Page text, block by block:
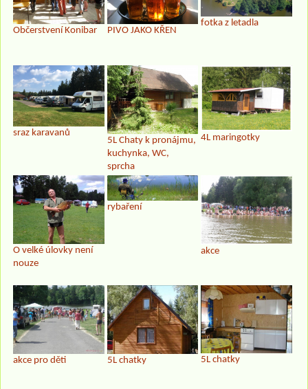
Občerstvení Konibar PIVO JAKO KŘEN
fotka z letadla
sraz karavanů
5L Chaty k pronájmu,
kuchynka, WC,
sprcha
4L maringotky
O velké úlovky není
nouze
rybaření
akce
akce pro děti 5L chatky 5L chatky